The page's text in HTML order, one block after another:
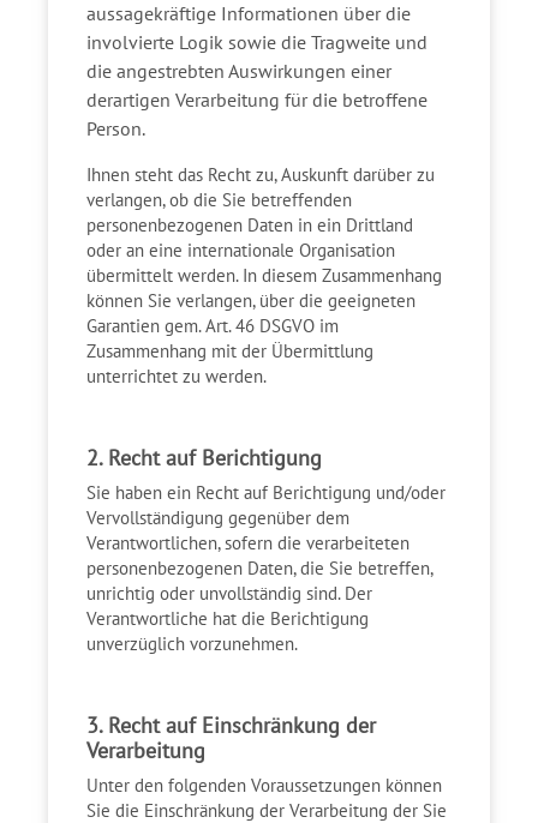
aussagekräftige Informationen über die
involvierte Logik sowie die Tragweite und
die angestrebten Auswirkungen einer
derartigen Verarbeitung für die betroffene
Person.
Ihnen steht das Recht zu, Auskunft darüber zu
verlangen, ob die Sie betreffenden
personenbezogenen Daten in ein Drittland
oder an eine internationale Organisation
übermittelt werden. In diesem Zusammenhang
können Sie verlangen, über die geeigneten
Garantien gem. Art. 46 DSGVO im
Zusammenhang mit der Übermittlung
unterrichtet zu werden.
2. Recht auf Berichtigung
Sie haben ein Recht auf Berichtigung und/oder
Vervollständigung gegenüber dem
Verantwortlichen, sofern die verarbeiteten
personenbezogenen Daten, die Sie betreffen,
unrichtig oder unvollständig sind. Der
Verantwortliche hat die Berichtigung
unverzüglich vorzunehmen.
3. Recht auf Einschränkung der
Verarbeitung
Unter den folgenden Voraussetzungen können
Sie die Einschränkung der Verarbeitung der Sie